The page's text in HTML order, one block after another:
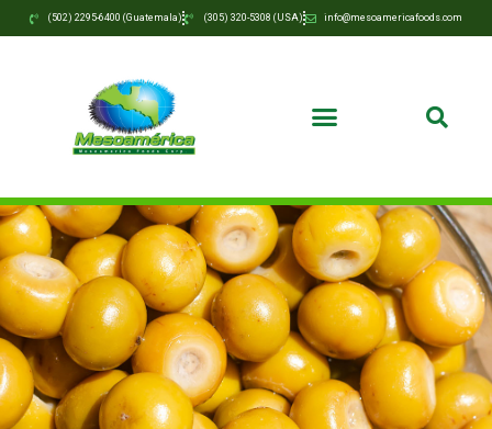
(502) 2295-6400 (Guatemala) (305) 320-5308 (USA) info@mesoamericafoods.com